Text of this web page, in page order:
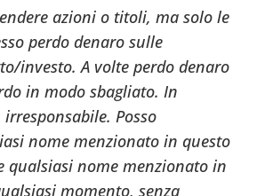
azioni o titoli, ma solo le
perdo denaro sulle
investo. A volte perdo denaro
in modo sbagliato. In
Posso
nome menzionato in questo
qualsiasi nome menzionato in
momento, senza